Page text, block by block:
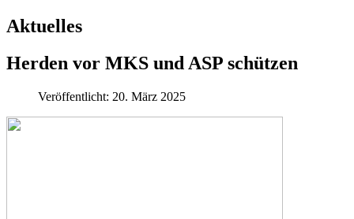
Aktuelles
Herden vor MKS und ASP schützen
Veröffentlicht: 20. März 2025